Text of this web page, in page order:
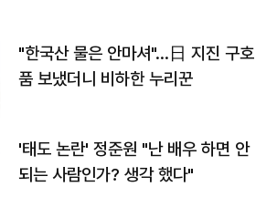
"한국산 물은 안마셔"…日 지진 구호
품 보냈더니 비하한 누리꾼
'태도 논란' 정준원 "난 배우 하면 안
되는 사람인가? 생각 했다"